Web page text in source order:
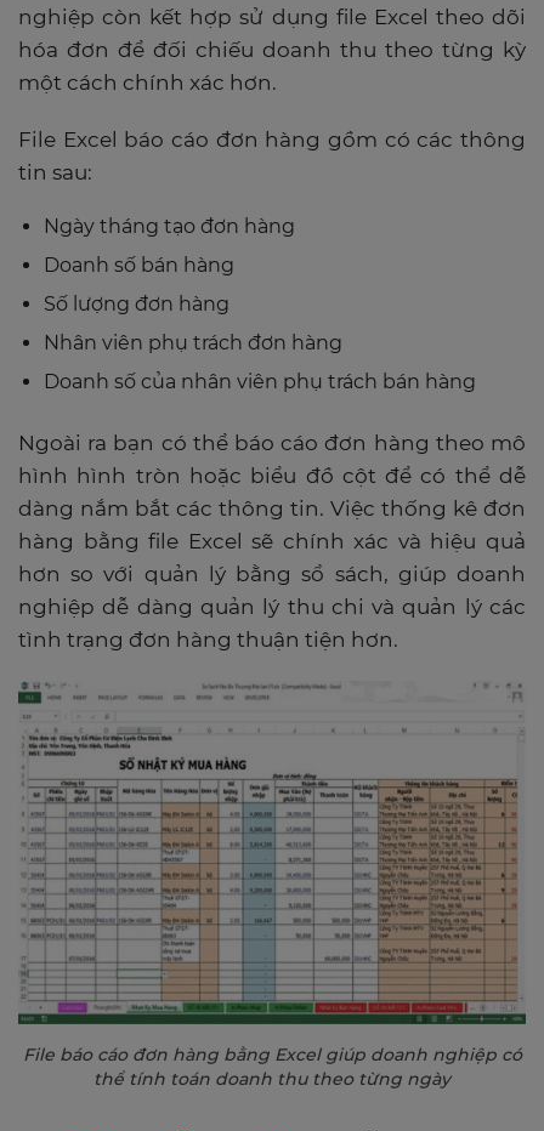
nghiệp còn kết hợp sử dụng file Excel theo dõi
hóa đơn để đối chiếu doanh thu theo từng kỳ
một cách chính xác hơn.
File Excel báo cáo đơn hàng gồm có các thông
tin sau:
Ngày tháng tạo đơn hàng
Doanh số bán hàng
Số lượng đơn hàng
Nhân viên phụ trách đơn hàng
Doanh số của nhân viên phụ trách bán hàng
Ngoài ra bạn có thể báo cáo đơn hàng theo mô
hình hình tròn hoặc biểu đồ cột để có thể dễ
dàng nắm bắt các thông tin. Việc thống kê đơn
hàng bằng file Excel sẽ chính xác và hiệu quả
hơn so với quản lý bằng sổ sách, giúp doanh
nghiệp dễ dàng quản lý thu chi và quản lý các
tình trạng đơn hàng thuận tiện hơn.
File báo cáo đơn hàng bằng Excel giúp doanh nghiệp có
thể tính toán doanh thu theo từng ngày